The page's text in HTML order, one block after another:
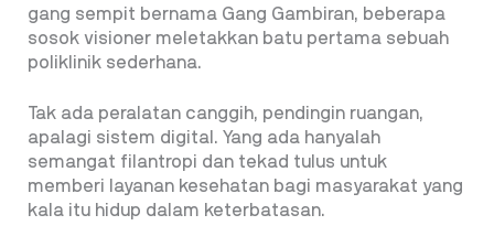
gang sempit bernama Gang Gambiran, beberapa
sosok visioner meletakkan batu pertama sebuah
poliklinik sederhana.
Tak ada peralatan canggih, pendingin ruangan,
apalagi sistem digital. Yang ada hanyalah
semangat filantropi dan tekad tulus untuk
memberi layanan kesehatan bagi masyarakat yang
kala itu hidup dalam keterbatasan.